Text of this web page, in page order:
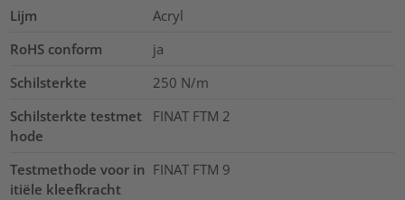
Lijm
Acryl
RoHS conform
ja
Schilsterkte
250 N/m
Schilsterkte testmet
hode
FINAT FTM 2
Testmethode voor in
itiële kleefkracht
FINAT FTM 9